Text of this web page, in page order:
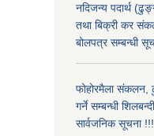
नदिजन्य पदार्थ
तथा बिक्री कर
बोलपत्र सम्बन्धी
फोहोरमैला संकलन,
गर्ने सम्बन्धी
सार्वजनिक सूचना !!!